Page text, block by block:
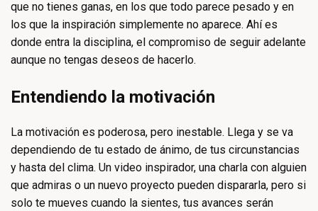
que no tienes ganas, en los que todo parece pesado y en
los que la inspiración simplemente no aparece. Ahí es
donde entra la disciplina, el compromiso de seguir adelante
aunque no tengas deseos de hacerlo.
Entendiendo la motivación
La motivación es poderosa, pero inestable. Llega y se va
dependiendo de tu estado de ánimo, de tus circunstancias
y hasta del clima. Un video inspirador, una charla con alguien
que admiras o un nuevo proyecto pueden dispararla, pero si
solo te mueves cuando la sientes, tus avances serán